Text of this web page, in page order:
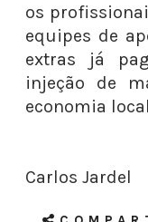
os
equipes de
extras já
injeção de
economia
Carlos Jardel